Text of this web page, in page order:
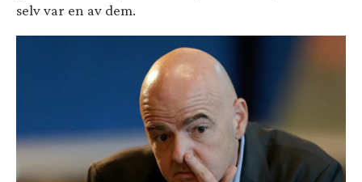
selv var en av dem.